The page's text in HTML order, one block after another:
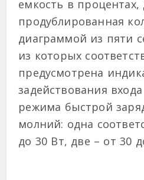
емкость в
продублированная
диаграммой из пяти
из которых
предусмотрена
задействования
режима быстрой
молний: одна
до 30 Вт, две – от 30